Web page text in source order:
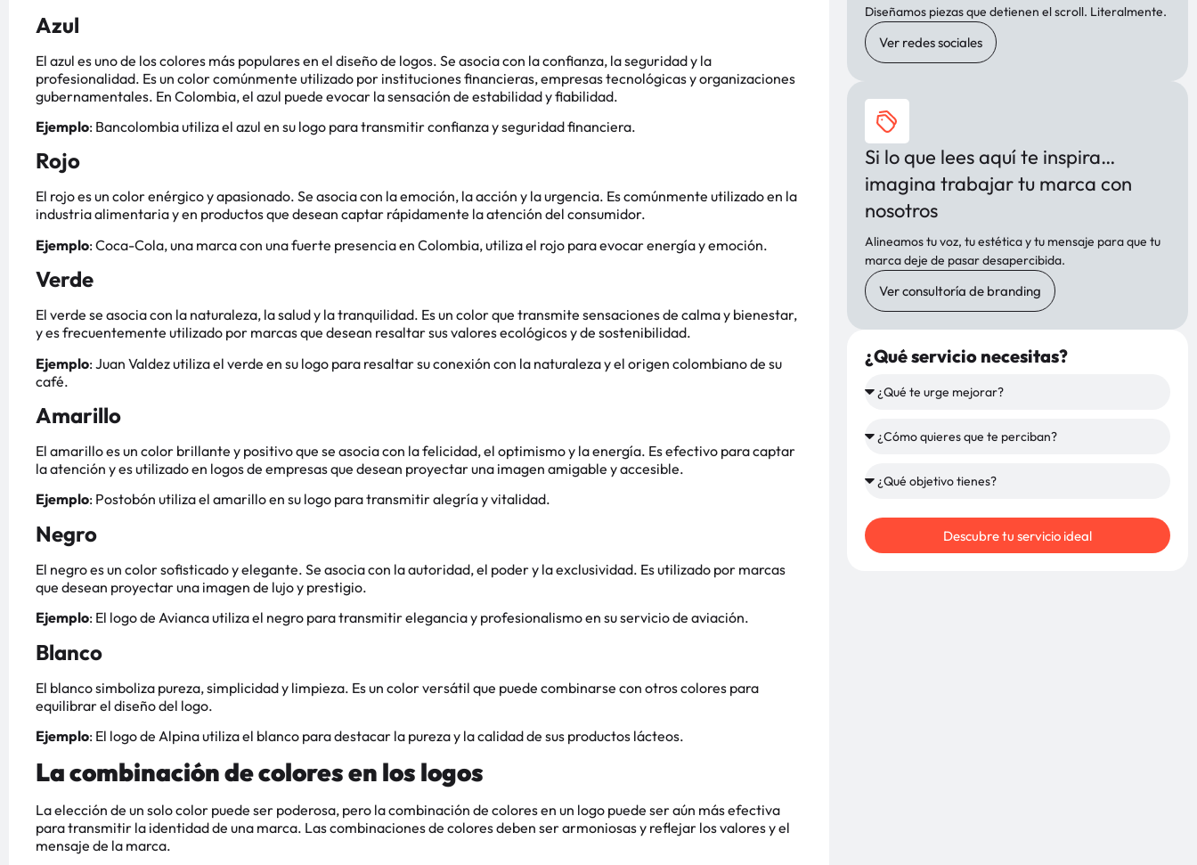
Azul
El azul es uno de los colores más populares en el diseño de logos. Se asocia con la confianza, la seguridad y la
profesionalidad. Es un color comúnmente utilizado por instituciones financieras, empresas tecnológicas y organizaciones
gubernamentales. En Colombia, el azul puede evocar la sensación de estabilidad y fiabilidad.
Ejemplo: Bancolombia utiliza el azul en su logo para transmitir confianza y seguridad financiera.
Rojo
El rojo es un color enérgico y apasionado. Se asocia con la emoción, la acción y la urgencia. Es comúnmente utilizado en la
industria alimentaria y en productos que desean captar rápidamente la atención del consumidor.
Ejemplo: Coca-Cola, una marca con una fuerte presencia en Colombia, utiliza el rojo para evocar energía y emoción.
Verde
El verde se asocia con la naturaleza, la salud y la tranquilidad. Es un color que transmite sensaciones de calma y bienestar,
y es frecuentemente utilizado por marcas que desean resaltar sus valores ecológicos y de sostenibilidad.
Ejemplo: Juan Valdez utiliza el verde en su logo para resaltar su conexión con la naturaleza y el origen colombiano de su
café.
Amarillo
El amarillo es un color brillante y positivo que se asocia con la felicidad, el optimismo y la energía. Es efectivo para captar
la atención y es utilizado en logos de empresas que desean proyectar una imagen amigable y accesible.
Ejemplo: Postobón utiliza el amarillo en su logo para transmitir alegría y vitalidad.
Negro
El negro es un color sofisticado y elegante. Se asocia con la autoridad, el poder y la exclusividad. Es utilizado por marcas
que desean proyectar una imagen de lujo y prestigio.
Ejemplo: El logo de Avianca utiliza el negro para transmitir elegancia y profesionalismo en su servicio de aviación.
Blanco
El blanco simboliza pureza, simplicidad y limpieza. Es un color versátil que puede combinarse con otros colores para
equilibrar el diseño del logo.
Ejemplo: El logo de Alpina utiliza el blanco para destacar la pureza y la calidad de sus productos lácteos.
La combinación de colores en los logos
La elección de un solo color puede ser poderosa, pero la combinación de colores en un logo puede ser aún más efectiva
para transmitir la identidad de una marca. Las combinaciones de colores deben ser armoniosas y reflejar los valores y el
mensaje de la marca.
Diseñamos piezas que detienen el scroll. Literalmente.
Ver redes sociales
Si lo que lees aquí te inspira…
imagina trabajar tu marca con
nosotros
Alineamos tu voz, tu estética y tu mensaje para que tu
marca deje de pasar desapercibida.
Ver consultoría de branding
¿Qué servicio necesitas?
Descubre tu servicio ideal